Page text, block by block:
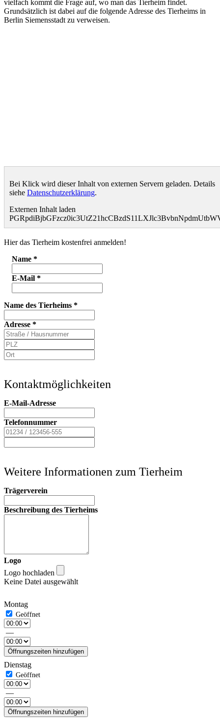
vielfach kommt die Frage auf, wo man das Tierheim findet.
Grundsätzlich ist dabei auf die folgende Adresse des Tierheims in
Berlin Siemensstadt zu verweisen.
Bei Klick wird dieser Inhalt von externen Servern geladen. Details
siehe Datenschutzerklärung.
Externen Inhalt laden
Hier das Tierheim kostenfrei anmelden!
Name *
E-Mail *
Name des Tierheims *
Adresse *
Kontaktmöglichkeiten
E-Mail-Adresse
Telefonnummer
Weitere Informationen zum Tierheim
Trägerverein
Beschreibung des Tierheims
Logo
Logo hochladen
Keine Datei ausgewählt
Montag
—
Öffnungszeiten hinzufügen
Dienstag
—
Öffnungszeiten hinzufügen